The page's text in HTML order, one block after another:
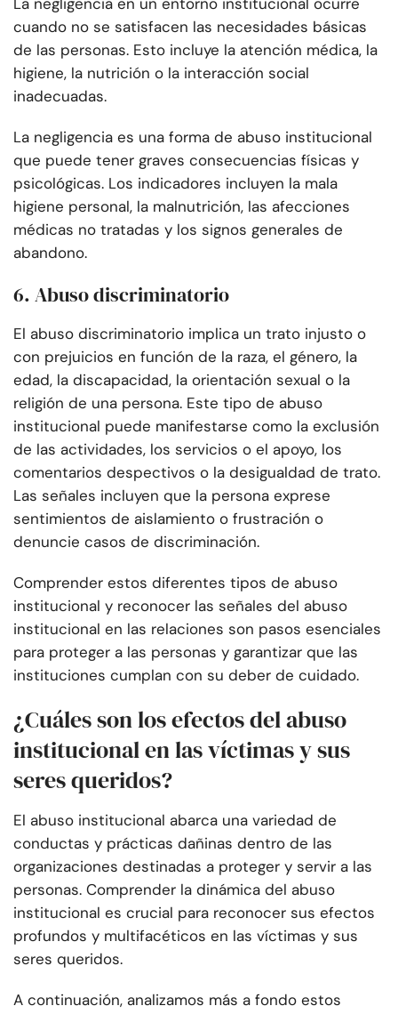
La negligencia en un entorno institucional ocurre
cuando no se satisfacen las necesidades básicas
de las personas. Esto incluye la atención médica, la
higiene, la nutrición o la interacción social
inadecuadas.
La negligencia es una forma de abuso institucional
que puede tener graves consecuencias físicas y
psicológicas. Los indicadores incluyen la mala
higiene personal, la malnutrición, las afecciones
médicas no tratadas y los signos generales de
abandono.
6. Abuso discriminatorio
El abuso discriminatorio implica un trato injusto o
con prejuicios en función de la raza, el género, la
edad, la discapacidad, la orientación sexual o la
religión de una persona. Este tipo de abuso
institucional puede manifestarse como la exclusión
de las actividades, los servicios o el apoyo, los
comentarios despectivos o la desigualdad de trato.
Las señales incluyen que la persona exprese
sentimientos de aislamiento o frustración o
denuncie casos de discriminación.
Comprender estos diferentes tipos de abuso
institucional y reconocer las señales del abuso
institucional en las relaciones son pasos esenciales
para proteger a las personas y garantizar que las
instituciones cumplan con su deber de cuidado.
¿Cuáles son los efectos del abuso
institucional en las víctimas y sus
seres queridos?
El abuso institucional abarca una variedad de
conductas y prácticas dañinas dentro de las
organizaciones destinadas a proteger y servir a las
personas. Comprender la dinámica del abuso
institucional es crucial para reconocer sus efectos
profundos y multifacéticos en las víctimas y sus
seres queridos.
A continuación, analizamos más a fondo estos